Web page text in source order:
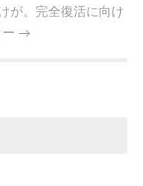
が。完全復活に向け
→